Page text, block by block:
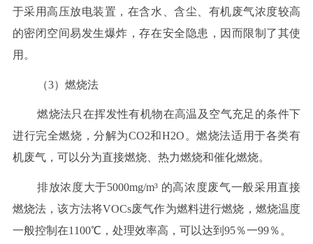
于采用高压放电装置，在含水、含尘、有机废气浓度较高
的密闭空间易发生爆炸，存在安全隐患，因而限制了其使
用。
（3）燃烧法
燃烧法只在挥发性有机物在高温及空气充足的条件下
进行完全燃烧，分解为CO2和H2O。燃烧法适用于各类有
机废气，可以分为直接燃烧、热力燃烧和催化燃烧。
排放浓度大于5000mg/m³ 的高浓度废气一般采用直接
燃烧法，该方法将VOCs废气作为燃料进行燃烧，燃烧温度
一般控制在1100℃，处理效率高，可以达到95％一99％。